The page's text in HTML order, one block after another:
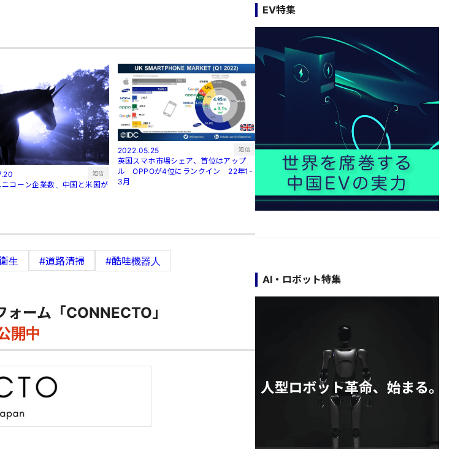
短信
コーン企業数、中国と米国が
2022.05.25 短信
英国スマホ市場シェア、首位はアップ
ル OPPOが4位にランクイン 22年1-
3月
生 #道路清掃
#酷哇機器人
ーム「CONNECTO」
開中
EV特集
AI・ロボット特集